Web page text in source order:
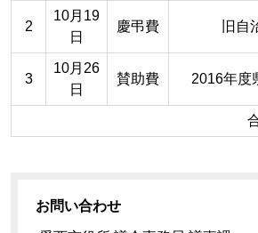
2
10月19
日
慶弔費 旧自
3
10月26
日
賛助費 2016年度
お問い合わせ